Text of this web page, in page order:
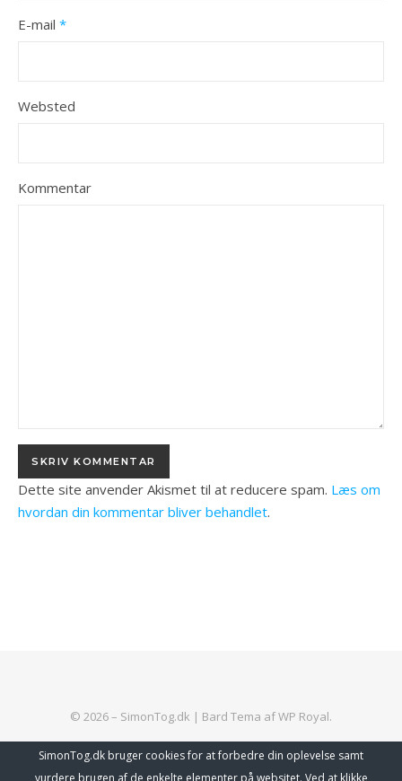
E-mail *
Websted
Kommentar
Dette site anvender Akismet til at reducere spam. Læs om
hvordan din kommentar bliver behandlet.
© 2026 – SimonTog.dk | Bard Tema afWP Royal.
SimonTog.dk bruger cookies for at forbedre din oplevelse samt
vurdere brugen af de enkelte elementer på websitet. Ved at klikke